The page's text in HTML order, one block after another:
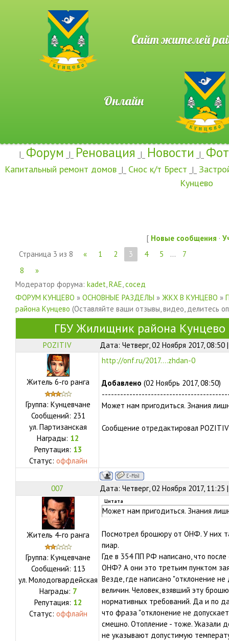
Сайт жителей
Онлайн
|_ Форум _|_ Реновация _|_ Новости _|_
Капитальный ремонт домов _|_ Снос к/т Брест _|_
Кунцево
[ Новые сообщения ·
Страница 3 из 8 « 1 2 3 4 5 …
7
8
»
Модератор форума: kadet,RAE,сосед
ФОРУМ КУНЦЕВО » ОСНОВНЫЕ РАЗДЕЛЫ » ЖКХ В КУНЦЕВО »
района Кунцево (Оставляйте ваши отзывы, видео, делитесь
ГБУ Жилищник района Кунцево
POZITIV Дата: Четверг, 02 Ноября 2017,
Житель 6-го ранга
Группа: Кунцевчане
Сообщений: 231
ул. Партизанская
Награды: 12
Репутация: 13
Статус: оффлайн
http://onf.ru/2017....zhdan-0
Добавлено (02 Ноябрь 2017, 08:50)
Может нам пригодиться. Знания
Сообщение отредактировал POZITIV
007 Дата: Четверг, 02 Ноября 2017,
Житель 4-го ранга
Группа: Кунцевчане
Сообщений: 113
ул. Молодогвардейская
Награды: 7
Репутация: 12
Статус: оффлайн
Цитата
Может нам пригодиться. Знания
Посмотрел брошюру от ОНФ. У них
пиар.
Где в 354 ПП РФ написано, что
ОНФ? А они это третьим пунктом
Везде, где написано "отклонение
величин. Человек, взявший эту
нормативных требований. Да и по
что фраза "отклонение не
смешно. Отопление - тоже. Указали
не указывают допустимую